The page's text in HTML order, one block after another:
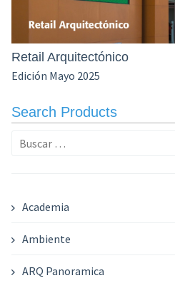
Retail Arquitectónico
Edición Mayo 2025
Search Products
Buscar:
Academia
Ambiente
ARQ Panoramica